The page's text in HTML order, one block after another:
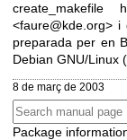
<faure@kde.org>
preparada per en
Debian GNU/Linux
8 de març de 2003
Package